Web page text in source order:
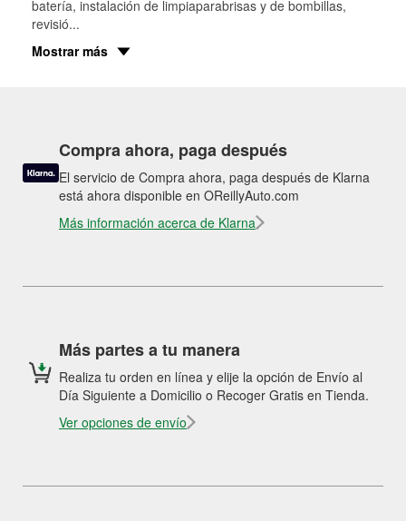
batería, instalación de limpiaparabrisas y de bombillas,
revisió...
Mostrar más
Compra ahora, paga después
El servicio de Compra ahora, paga después de Klarna
está ahora disponible en OReillyAuto.com
Más información acerca de Klarna
Más partes a tu manera
Realiza tu orden en línea y elije la opción de Envío al
Día Siguiente a Domicilio o Recoger Gratis en Tienda.
Ver opciones de envío